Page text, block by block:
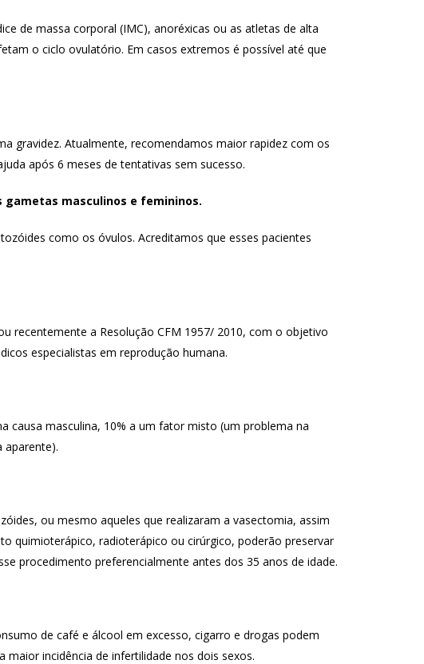
de massa corporal (IMC), anoréxicas ou as atletas de alta
o ciclo ovulatório. Em casos extremos é possível até que
gravidez. Atualmente, recomendamos maior rapidez com os
após 6 meses de tentativas sem sucesso.
masculinos e femininos.
como os óvulos. Acreditamos que esses pacientes
recentemente a Resolução CFM 1957/ 2010, com o objetivo
especialistas em reprodução humana.
causa masculina, 10% a um fator misto (um problema na
aparente).
ou mesmo aqueles que realizaram a vasectomia, assim
quimioterápico, radioterápico ou cirúrgico, poderão preservar
procedimento preferencialmente antes dos 35 anos de idade.
de café e álcool em excesso, cigarro e drogas podem
incidência de infertilidade nos dois sexos.